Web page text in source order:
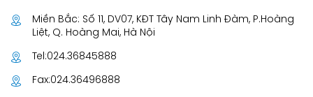
Miền Bắc: Số 11, DV07, KĐT Tây Nam Linh Đàm, P.Hoàng
Liệt, Q. Hoàng Mai, Hà Nội
Tel:024.36845888
Fax:024.36496888